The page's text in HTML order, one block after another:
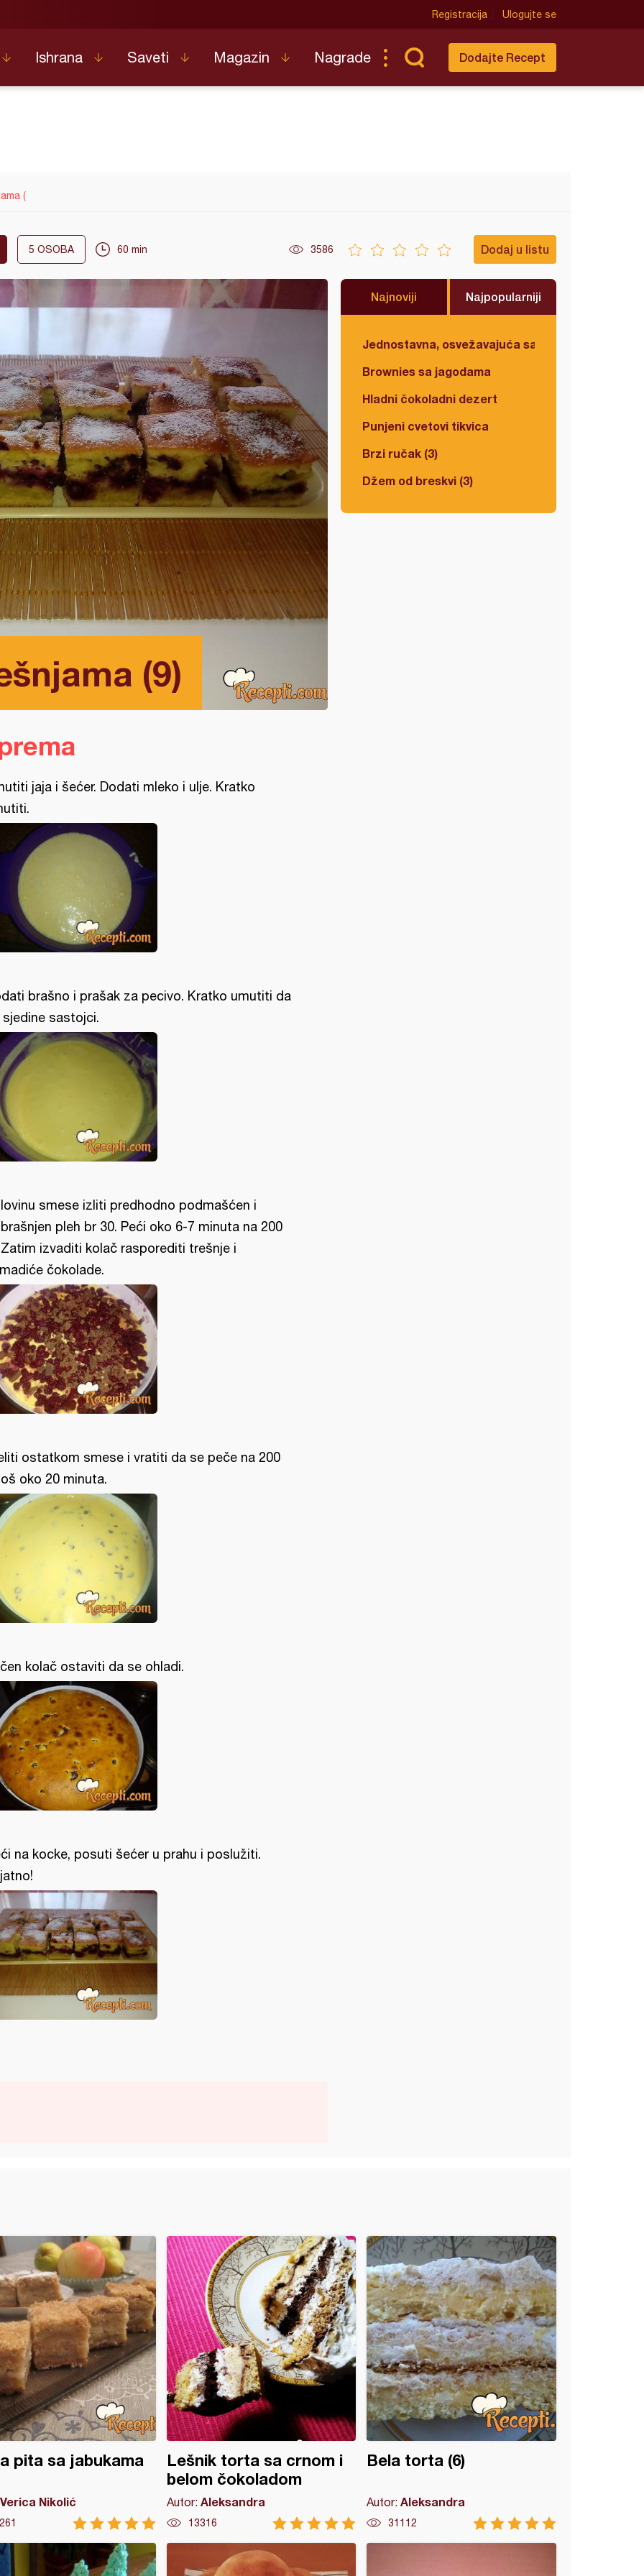
Registracija Ulogujte se
Ishrana Saveti Magazin Nagrade Dodajte Recept
(
5 OSOBA 60 min 3586 Dodaj u listu
(9)
Najnoviji Najpopularniji
Jednostavna, osvežavajuća salata
Brownies sa jagodama
Hladni čokoladni dezert
Punjeni cvetovi tikvica
Brzi ručak (3)
Džem od breskvi (3)
jaja i šećer. Dodati mleko i ulje. Kratko
brašno i prašak za pecivo. Kratko umutiti da
sjedine sastojci.
smese izliti predhodno podmašćen i
pleh br 30. Peći oko 6-7 minuta na 200
izvaditi kolač rasporediti trešnje i
čokolade.
ostatkom smese i vratiti da se peče na 200
oko 20 minuta.
kolač ostaviti da se ohladi.
na kocke, posuti šećer u prahu i poslužiti.
pita sa jabukama
Verica Nikolić
Lešnik torta sa crnom i
belom čokoladom
Autor: Aleksandra
13316
Bela torta (6)
Autor:Aleksandra
31112